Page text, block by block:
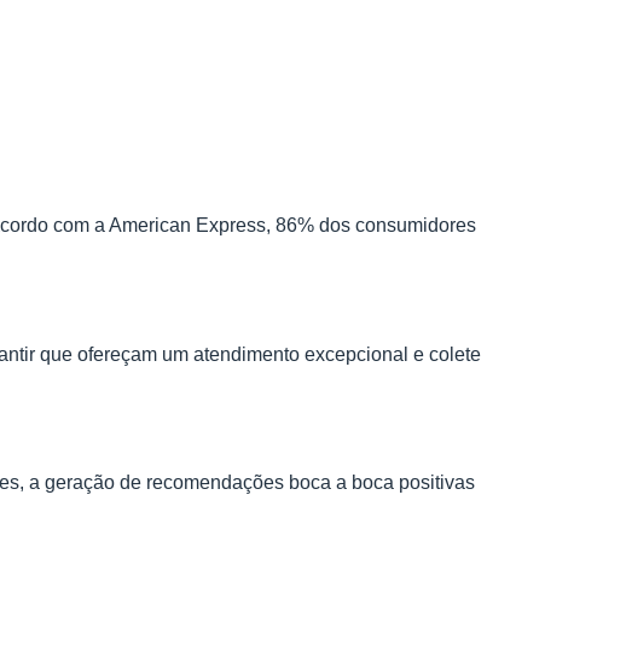
com a American Express, 86% dos consumidores
que ofereçam um atendimento excepcional e colete
a geração de recomendações boca a boca positivas